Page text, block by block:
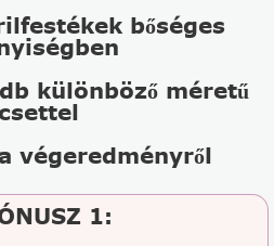
bőséges
különböző méretű
végeredményről
1: